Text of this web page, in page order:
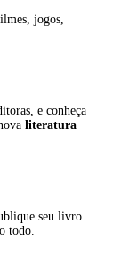
jogos,
e conheça
literatura
seu livro
todo.